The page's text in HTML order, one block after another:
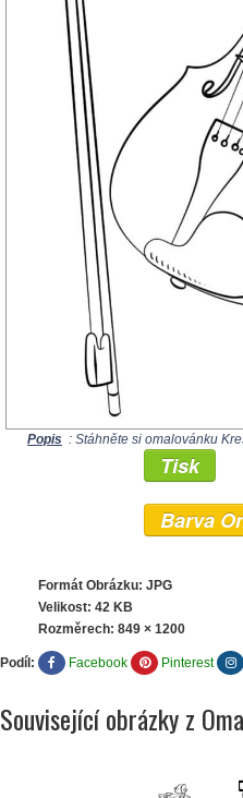
Popis : Stáhněte si omalovánku
Tisk
Barva
Formát Obrázku: JPG
Velikost: 42 KB
Rozměrech: 849 × 1200
Podíl: Facebook Pinterest
Související obrázky z